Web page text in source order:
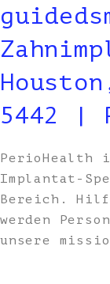
5442 |
PerioHealth
Implantat-
Bereich.
werden
unsere